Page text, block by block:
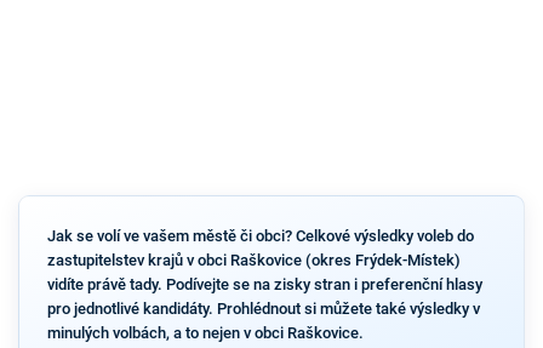
Jak se volí ve vašem městě či obci? Celkové výsledky voleb do
zastupitelstev krajů v obci Raškovice (okres Frýdek-Místek)
vidíte právě tady. Podívejte se na zisky stran i preferenční hlasy
pro jednotlivé kandidáty. Prohlédnout si můžete také výsledky v
minulých volbách, a to nejen v obci Raškovice.